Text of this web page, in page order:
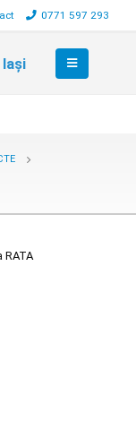
0771 597 293
RATA